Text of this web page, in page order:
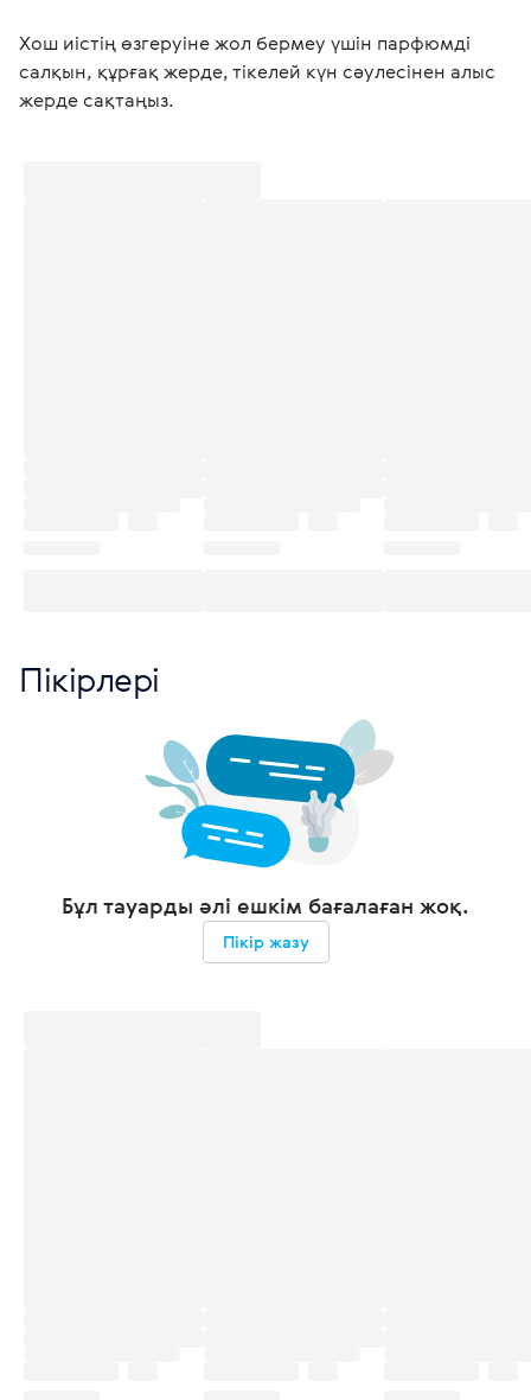
Хош иістің өзгеруіне жол бермеу үшін парфюмді
салқын, құрғақ жерде, тікелей күн сәулесінен алыс
жерде сақтаңыз.
Пікірлері
Бұл тауарды әлі ешкім бағалаған жоқ.
Пікір жазу